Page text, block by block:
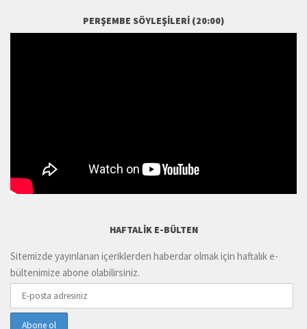
PERŞEMBE SÖYLEŞILERI (20:00)
HAFTALIK E-BÜLTEN
Sitemizde yayınlanan içeriklerden haberdar olmak için haftalık e-
bültenimize abone olabilirsiniz.